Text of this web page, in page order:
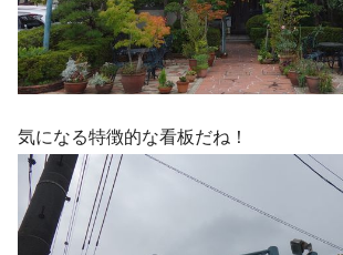
気になる特徴的な看板だね！